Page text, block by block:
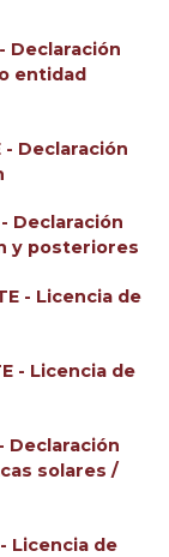
- Declaración
entidad
- Declaración
- Declaración
y posteriores
- Licencia de
- Licencia de
Declaración
solares /
- Licencia de